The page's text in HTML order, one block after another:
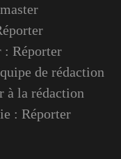
: Réporter
de rédaction
à la rédaction
: Réporter